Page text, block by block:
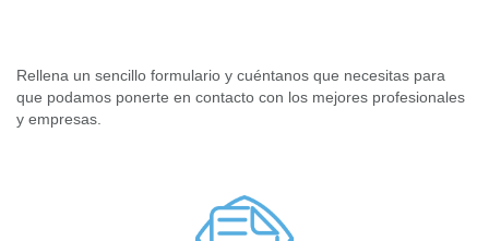
Rellena un sencillo formulario y cuéntanos que necesitas para
que podamos ponerte en contacto con los mejores profesionales
y empresas.